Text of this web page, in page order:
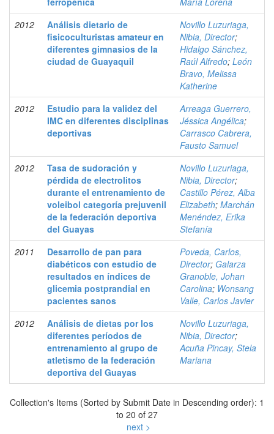
2012
Análisis dietario de
fisicoculturistas amateur en
diferentes gimnasios de la
ciudad de Guayaquil
Novillo Luzuriaga,
Nibia, Director;
Hidalgo Sánchez,
Raúl Alfredo; León
Bravo, Melissa
Katherine
2012
Estudio para la validez del
IMC en diferentes disciplinas
deportivas
Arreaga Guerrero,
Jéssica Angélica;
Carrasco Cabrera,
Fausto Samuel
2012
Tasa de sudoración y
pérdida de electrolitos
durante el entrenamiento de
voleibol categoría prejuvenil
de la federación deportiva
del Guayas
Novillo Luzuriaga,
Nibia, Director;
Castillo Pérez, Alba
Elizabeth; Marchán
Menéndez, Erika
Stefanía
2011
Desarrollo de pan para
diabéticos con estudio de
resultados en índices de
glicemia postprandial en
pacientes sanos
Poveda, Carlos,
Director; Galarza
Granoble, Johan
Carolina; Wonsang
Valle, Carlos Javier
2012
Análisis de dietas por los
diferentes períodos de
entrenamiento al grupo de
atletismo de la federación
deportiva del Guayas
Novillo Luzuriaga,
Nibia, Director;
Acuña Pincay, Stela
Mariana
Collection's Items (Sorted by Submit Date in Descending order): 1
to 20 of 27
next >